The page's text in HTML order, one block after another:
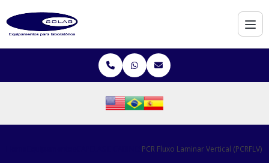
PCR Fluxo Laminar Vertical (PCRFLV)